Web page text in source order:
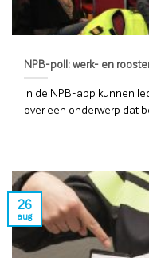
NPB-poll: werk- en
In de NPB-app kunnen
over een onderwerp dat
26
aug